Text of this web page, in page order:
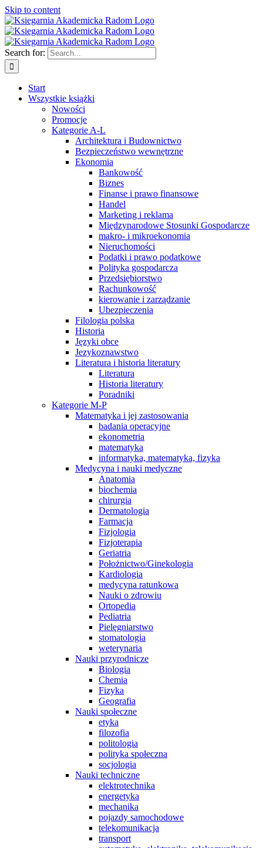
Skip to content
Search for:
Start
Wszystkie książki
Nowości
Promocje
Kategorie A-L
Architektura i Budownictwo
Bezpieczeństwo wewnętrzne
Ekonomia
Bankowość
Biznes
Finanse i prawo finansowe
Handel
Marketing i reklama
Międzynarodowe Stosunki Gospodarcze
makro- i mikroekonomia
Nieruchomości
Podatki i prawo podatkowe
Polityka gospodarcza
Przedsiębiorstwo
Rachunkowość
kierowanie i zarządzanie
Ubezpieczenia
Filologia polska
Historia
Języki obce
Jezykoznawstwo
Literatura i historia literatury
Literatura
Historia literatury
Poradniki
Kategorie M-P
Matematyka i jej zastosowania
badania operacyjne
ekonometria
matematyka
informatyka, matematyka, fizyka
Medycyna i nauki medyczne
Anatomia
biochemia
chirurgia
Dermatologia
Farmacja
Fizjologia
Fizjoterapia
Geriatria
Położnictwo/Ginekologia
Kardiologia
medycyna ratunkowa
Nauki o zdrowiu
Ortopedia
Pediatria
Pielęgniarstwo
stomatologia
weterynaria
Nauki przyrodnicze
Biologia
Chemia
Fizyka
Geografia
Nauki społeczne
etyka
filozofia
politologia
polityka społeczna
socjologia
Nauki techniczne
elektrotechnika
energetyka
mechanika
pojazdy samochodowe
telekomunikacja
transport